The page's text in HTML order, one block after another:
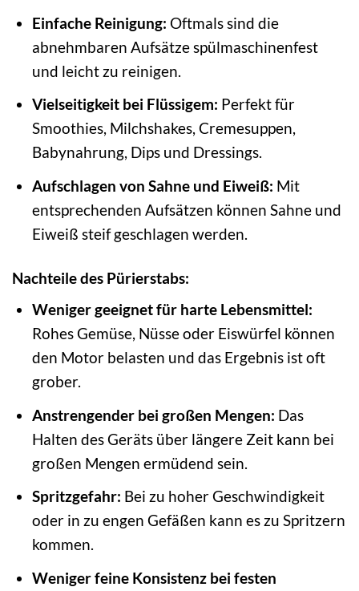
Einfache Reinigung: Oftmals sind die
abnehmbaren Aufsätze spülmaschinenfest
und leicht zu reinigen.
Vielseitigkeit bei Flüssigem: Perfekt für
Smoothies, Milchshakes, Cremesuppen,
Babynahrung, Dips und Dressings.
Aufschlagen von Sahne und Eiweiß: Mit
entsprechenden Aufsätzen können Sahne und
Eiweiß steif geschlagen werden.
Nachteile des Pürierstabs:
Weniger geeignet für harte Lebensmittel:
Rohes Gemüse, Nüsse oder Eiswürfel können
den Motor belasten und das Ergebnis ist oft
grober.
Anstrengender bei großen Mengen: Das
Halten des Geräts über längere Zeit kann bei
großen Mengen ermüdend sein.
Spritzgefahr: Bei zu hoher Geschwindigkeit
oder in zu engen Gefäßen kann es zu Spritzern
kommen.
Weniger feine Konsistenz bei festen